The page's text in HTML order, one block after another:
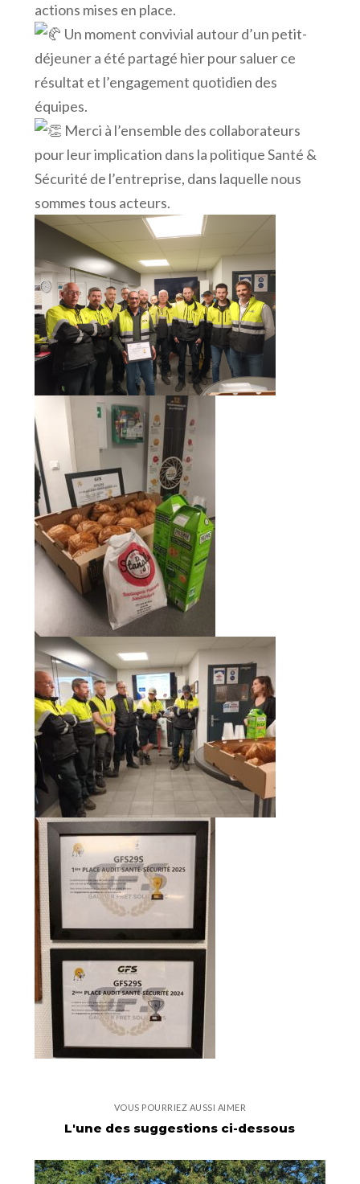
actions mises en place.
Un moment convivial autour d’un petit-
déjeuner a été partagé hier pour saluer ce
résultat et l’engagement quotidien des
équipes.
Merci à l’ensemble des collaborateurs
pour leur implication dans la politique Santé &
Sécurité de l’entreprise, dans laquelle nous
sommes tous acteurs.
VOUS POURRIEZ AUSSI AIMER
L'une des suggestions ci-dessous